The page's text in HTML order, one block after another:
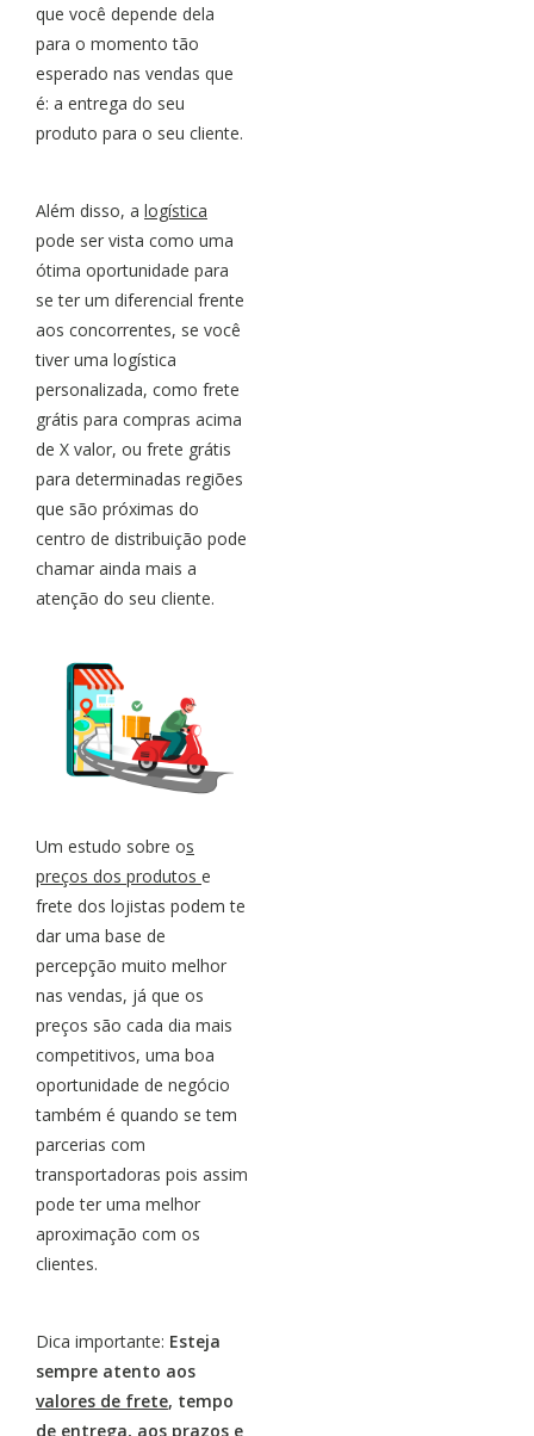
que você depende dela
para o momento tão
esperado nas vendas que
é: a entrega do seu
produto para o seu cliente.
Além disso, a logística
pode ser vista como uma
ótima oportunidade para
se ter um diferencial frente
aos concorrentes, se você
tiver uma logística
personalizada, como frete
grátis para compras acima
de X valor, ou frete grátis
para determinadas regiões
que são próximas do
centro de distribuição pode
chamar ainda mais a
atenção do seu cliente.
Um estudo sobre os
preços dos produtos e
frete dos lojistas podem te
dar uma base de
percepção muito melhor
nas vendas, já que os
preços são cada dia mais
competitivos, uma boa
oportunidade de negócio
também é quando se tem
parcerias com
transportadoras pois assim
pode ter uma melhor
aproximação com os
clientes.
Dica importante: Esteja
sempre atento aos
valores de frete, tempo
de entrega, aos prazos e